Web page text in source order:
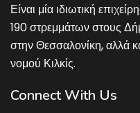
Είναι μία ιδιωτική
190 στρεμμάτων στους
στην Θεσσαλονίκη, αλλά
νομού Κιλκίς.
Connect With Us